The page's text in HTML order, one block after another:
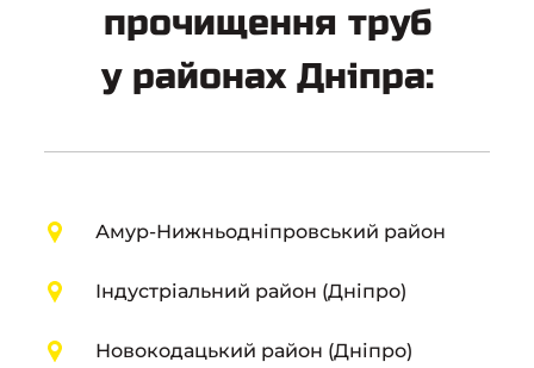
прочищення труб
у районах Дніпра:
Амур-Нижньодніпровський район
Індустріальний район (Дніпро)
Новокодацький район (Дніпро)